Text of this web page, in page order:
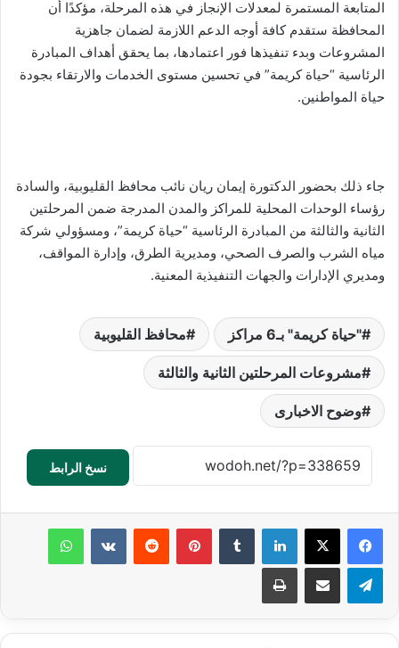
المتابعة المستمرة لمعدلات الإنجاز في هذه المرحلة، مؤكدًا أن
المحافظة ستقدم كافة أوجه الدعم اللازمة لضمان جاهزية
المشروعات وبدء تنفيذها فور اعتمادها، بما يحقق أهداف المبادرة
الرئاسية “حياة كريمة” في تحسين مستوى الخدمات والارتقاء بجودة
حياة المواطنين.
جاء ذلك بحضور الدكتورة إيمان ريان نائب محافظ القليوبية، والسادة
رؤساء الوحدات المحلية للمراكز والمدن المدرجة ضمن المرحلتين
الثانية والثالثة من المبادرة الرئاسية “حياة كريمة”، ومسؤولي شركة
مياه الشرب والصرف الصحي، ومديرية الطرق، وإدارة المواقف،
ومديري الإدارات والجهات التنفيذية المعنية.
"حياة كريمة" بـ6 مراكز محافظ القليوبية
مشروعات المرحلتين الثانية والثالثة
وضوح الاخبارى
نسخ الرابط
لينكدإن بينتيريست